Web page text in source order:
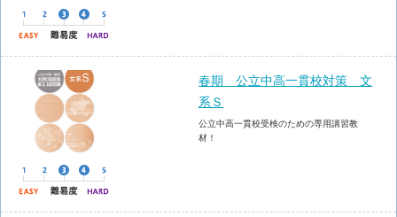
春期 公立中高一貫校対策 文
系Ｓ
公立中高一貫校受検のための専用講習教
材！